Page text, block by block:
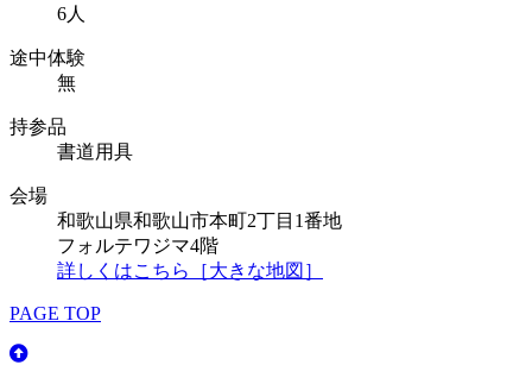
6人
途中体験
無
持参品
書道用具
会場
和歌山県和歌山市本町2丁目1番地
フォルテワジマ4階
詳しくはこちら［大きな地図］
PAGE TOP